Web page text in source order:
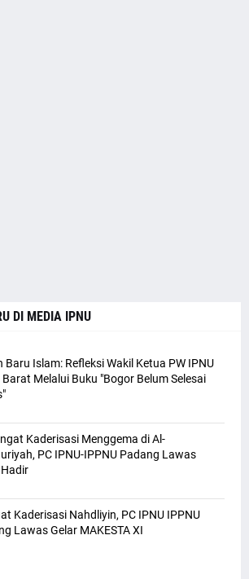
DI MEDIA IPNU
Baru Islam: Refleksi Wakil Ketua PW IPNU
Melalui Buku "Bogor Belum Selesai
Kaderisasi Menggema di Al-
PC IPNU-IPPNU Padang Lawas
Kaderisasi Nahdliyin, PC IPNU IPPNU
Lawas Gelar MAKESTA XI